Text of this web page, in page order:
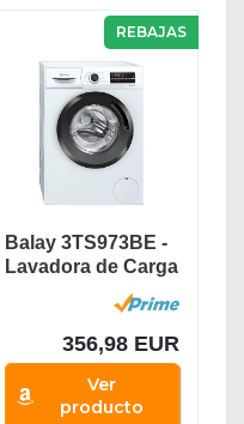
REBAJAS
Balay 3TS973BE -
Lavadora de Carga
Frontal, Libre...
356,98 EUR
Ver
producto